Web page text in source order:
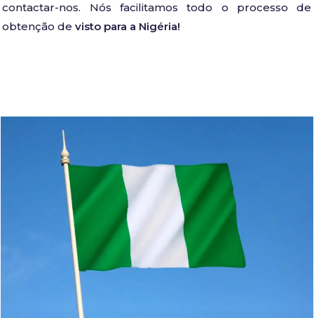
contactar-nos. Nós facilitamos todo o processo de
obtenção devisto para a Nigéria!